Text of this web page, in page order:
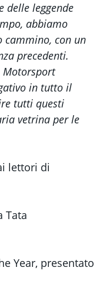
delle leggende
abbiamo
cammino, con un
precedenti.
Motorsport
in tutto il
tutti questi
vetrina per le
lettori di
Tata
Year, presentato